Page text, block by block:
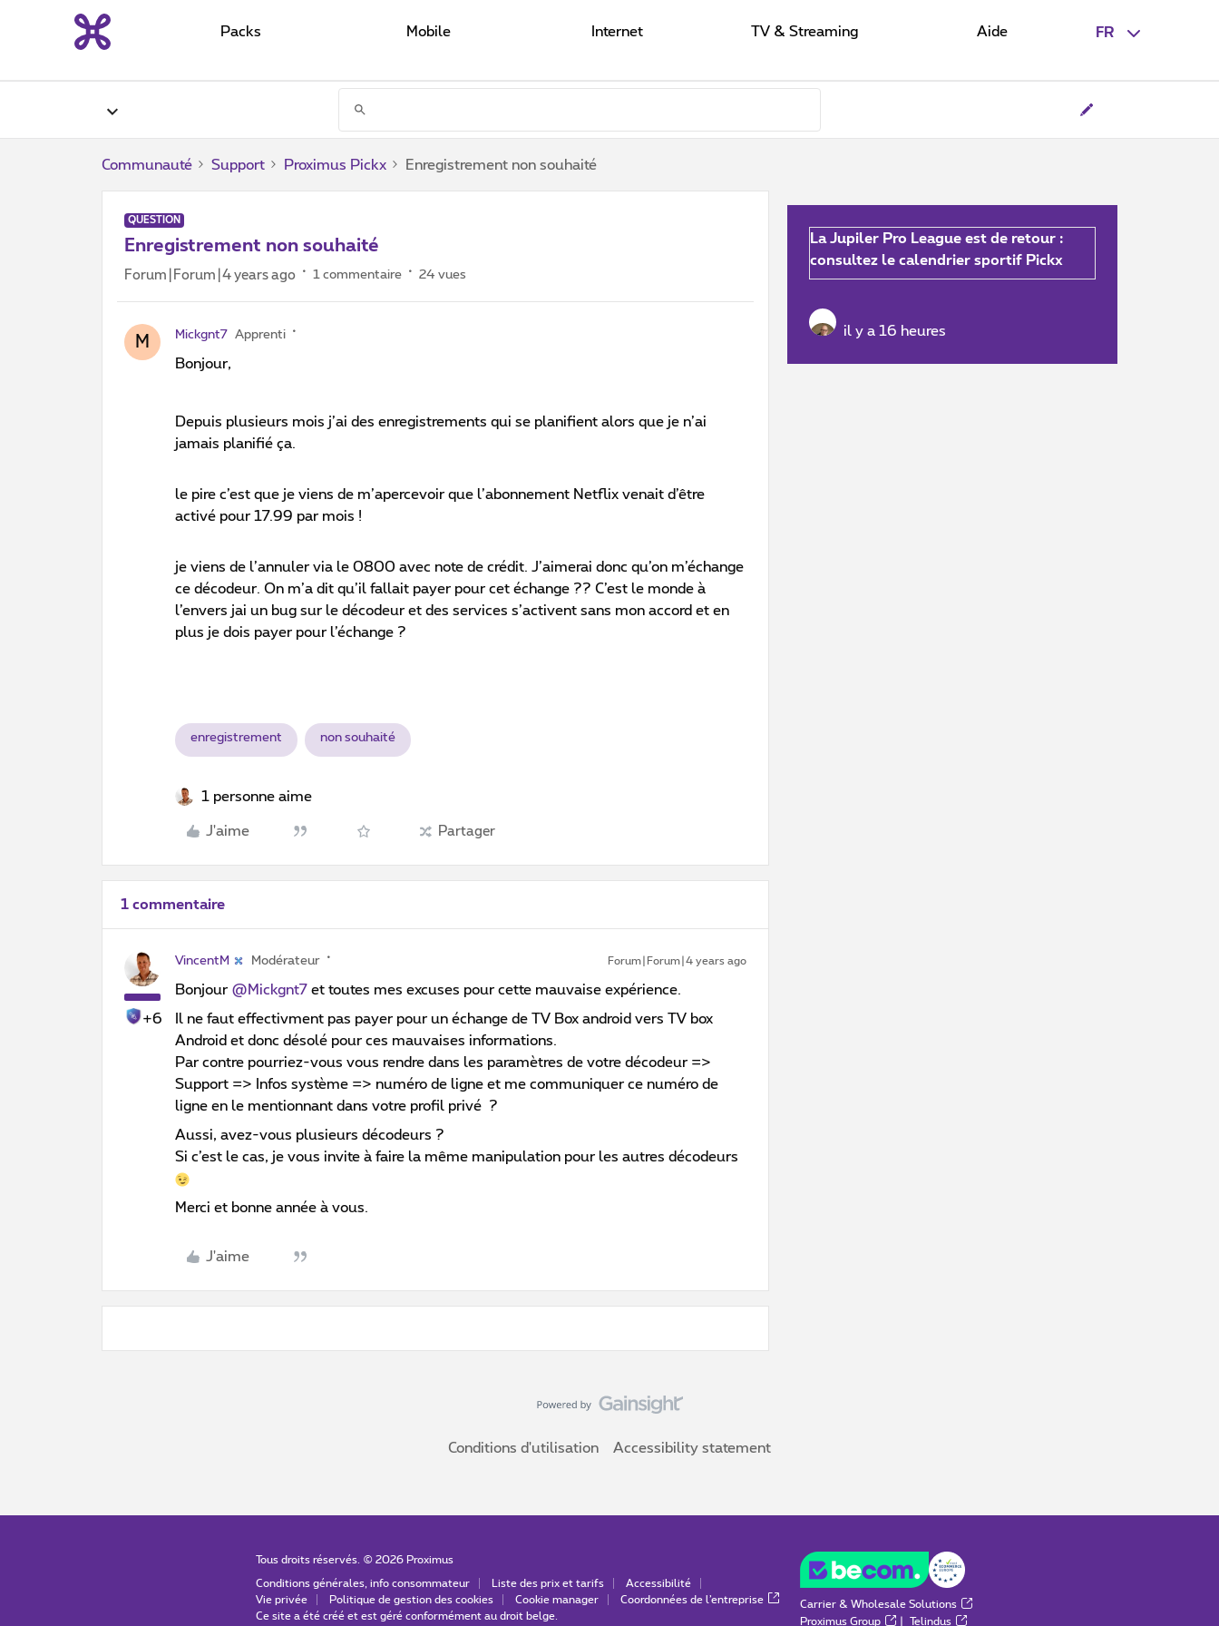
FR
Packs Mobile Internet TV & Streaming Aide
Communauté Support Proximus Pickx Enregistrement non souhaité
QUESTION
Enregistrement non souhaité
Forum|Forum|4 years ago 1 commentaire 24 vues
M Mickgnt7 Apprenti
Bonjour,
Depuis plusieurs mois j’ai des enregistrements qui se planifient alors que je n’ai
jamais planifié ça.
le pire c’est que je viens de m’apercevoir que l’abonnement Netflix venait d’être
activé pour 17.99 par mois !
je viens de l’annuler via le 0800 avec note de crédit. J’aimerai donc qu’on m’échange
ce décodeur. On m’a dit qu’il fallait payer pour cet échange ?? C’est le monde à
l’envers jai un bug sur le décodeur et des services s’activent sans mon accord et en
plus je dois payer pour l’échange ?
enregistrement non souhaité
1 personne aime
J'aime Partager
1 commentaire
+6
VincentM Modérateur Forum|Forum|4 years ago
Bonjour @Mickgnt7 et toutes mes excuses pour cette mauvaise expérience.
Il ne faut effectivment pas payer pour un échange de TV Box android vers TV box
Android et donc désolé pour ces mauvaises informations.
Par contre pourriez-vous vous rendre dans les paramètres de votre décodeur =>
Support => Infos système => numéro de ligne et me communiquer ce numéro de
ligne en le mentionnant dans votre profil privé ?
Aussi, avez-vous plusieurs décodeurs ?
Si c’est le cas, je vous invite à faire la même manipulation pour les autres décodeurs
Merci et bonne année à vous.
J'aime
La Jupiler Pro League est de retour :
consultez le calendrier sportif Pickx
il y a 16 heures
Conditions d'utilisation Accessibility statement
Tous droits réservés. © 2026 Proximus
Conditions générales, info consommateur Liste des prix et tarifs
Accessibilité
Vie privée
Politique de gestion des cookies Cookie manager
Coordonnées de l’entreprise
Ce site a été créé et est géré conformément au droit belge.
Carrier & Wholesale Solutions
Proximus Group
Telindus